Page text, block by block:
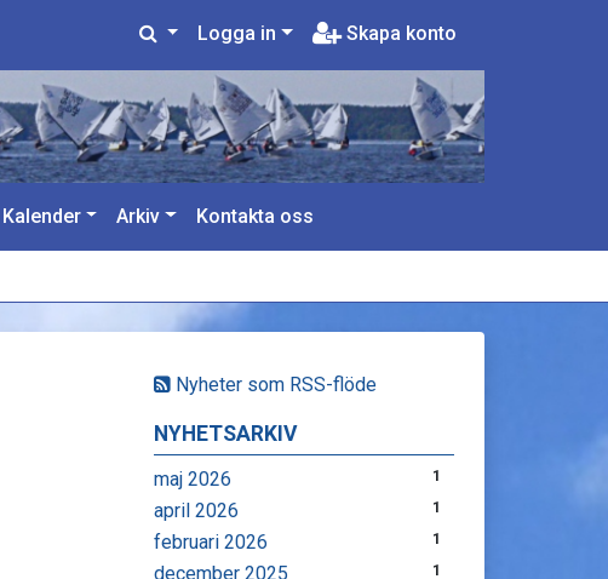
Logga in Skapa konto
Kalender Arkiv Kontakta oss
Nyheter som RSS-flöde
NYHETSARKIV
maj 2026 1
april 2026 1
februari 2026 1
december 2025 1